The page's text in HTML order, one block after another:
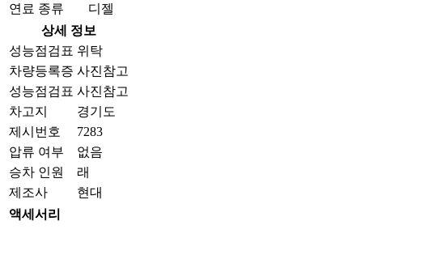
연료 종류
디젤
상세 정보
성능점검표 위탁
차량등록증 사진참고
성능점검표 사진참고
차고지
경기도
제시번호
7283
압류 여부
없음
승차 인원
래
제조사
현대
액세서리